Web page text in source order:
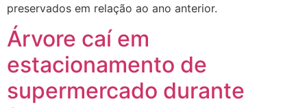
preservados em relação ao ano anterior.
Árvore caí em
estacionamento de
supermercado durante